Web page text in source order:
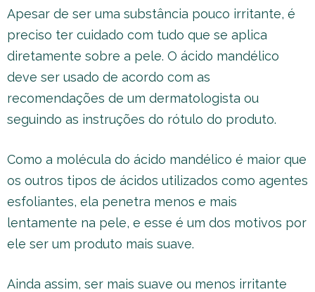
Apesar de ser uma substância pouco irritante, é
preciso ter cuidado com tudo que se aplica
diretamente sobre a pele. O ácido mandélico
deve ser usado de acordo com as
recomendações de um dermatologista ou
seguindo as instruções do rótulo do produto.
Como a molécula do ácido mandélico é maior que
os outros tipos de ácidos utilizados como agentes
esfoliantes, ela penetra menos e mais
lentamente na pele, e esse é um dos motivos por
ele ser um produto mais suave.
Ainda assim, ser mais suave ou menos irritante